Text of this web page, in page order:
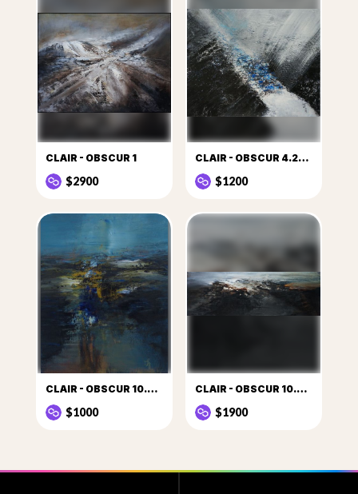
CLAIR - OBSCUR 1
$2900
CLAIR - OBSCUR 4.2020.3
$1200
CLAIR - OBSCUR 10.2.2016
$1000
CLAIR - OBSCUR 10.2017.1
$1900